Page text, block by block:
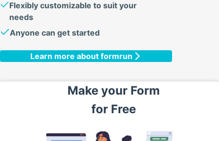
Flexibly customizable to suit your
needs
Anyone can get started
Learn more about formrun
Make your Form
for Free